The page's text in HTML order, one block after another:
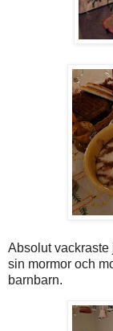
Absolut vackraste
sin mormor och
barnbarn.